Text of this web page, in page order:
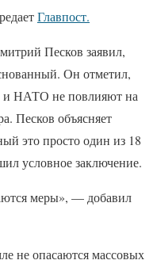
Главпост.
Песков заявил,
Он отметил,
и НАТО не повлияют на
Песков объясняет
это просто один из 18
условное заключение.
меры», — добавил
не опасаются массовых